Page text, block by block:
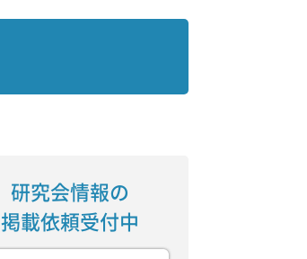
研究会情報の
掲載依頼受付中